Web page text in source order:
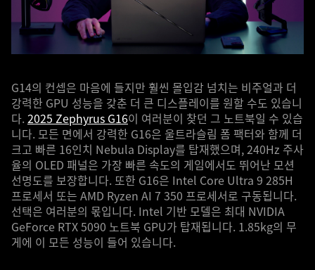
G14의 컨셉은 마음에 들지만 훨씬 몰입감 넘치는 비주얼과 더
강력한 GPU 성능을 갖춘 더 큰 디스플레이를 원할 수도 있습니
다. 2025 Zephyrus G16이 여러분이 찾던 그 노트북일 수 있습
니다. 모든 면에서 강력한 G16은 울트라슬림 폼 팩터와 함께 더
크고 빠른 16인치 Nebula Display를 탑재했으며, 240Hz 주사
율의 OLED 패널은 가장 빠른 속도의 게임에서도 뛰어난 모션
선명도를 보장합니다. 또한 G16은 Intel Core Ultra 9 285H
프로세서 또는 AMD Ryzen AI 7 350 프로세서로 구동됩니다.
선택은 여러분의 몫입니다. Intel 기반 모델은 최대 NVIDIA
GeForce RTX 5090 노트북 GPU가 탑재됩니다. 1.85kg의 무
게에 이 모든 성능이 들어 있습니다.